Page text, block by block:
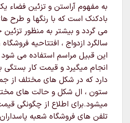
به مفهوم آراستن و تزئین
بادکنک است که با رنگها و طرح
می گردد و بیشتر به منظور
سالگرد ازدواج ، افتتاحیه
این قبیل مراسم استفاده می
انجام میگیرد و قیمت کار بستگی
دارد که در شکل های مختلف از
ستون ، ال شکل و حالت های
میشود.برای اطلاع از چگونگی
تلفن های فروشگاه شعبه